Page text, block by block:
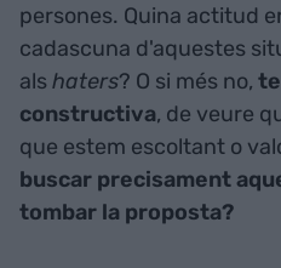
persones. Quina actitud
cadascuna d'aquestes
alshaters? O si més no,
constructiva, de veure
que estem escoltant o
buscar precisament
tombar la proposta?